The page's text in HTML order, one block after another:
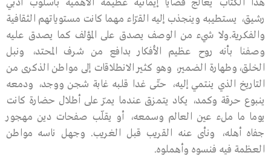
هذا الكتاب يعالج قضايا إيمانية عظيمة الأهمية بأسلوب أدبي
رشيق، يستطيبه وينجذب إليه القرّاء مهما كانت مستوياتهم الثقافية
والفكرية.ولا شيء من الوصف يصدق على المؤلف كما يصدق عليه
وصفنا بأنه روح عظيم الأفكار بدافع من شرف المحتد، ونبل
الخلق،وطهارة الضمير، وهو كثير الانطلاقات إلى مواطن الذكرى من
التاريخ الذي ينتمي إليه، حتّى غدا قلبه غابة شجن ووجد، ودمعه
ينبوع حرقة وكمد، يكاد يتمزق عندما يمرّ على أطلال حضارة كانت
يوما ما ملء عين العالم وسمعه، أو يقلّب صفحات دين مهجور
جفاه أهله، ونأى عنه القريب قبل الغريب. وجهل ناسه مواطن
العظمة فيه فنسوه وأهملوه.